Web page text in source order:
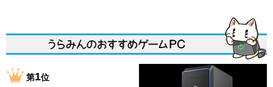
第1位